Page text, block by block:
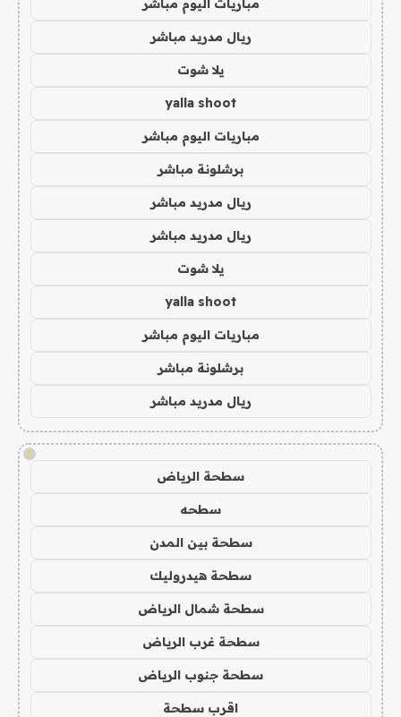
مباريات اليوم مباشر
ريال مدريد مباشر
يلا شوت
yalla shoot
مباريات اليوم مباشر
برشلونة مباشر
ريال مدريد مباشر
ريال مدريد مباشر
يلا شوت
yalla shoot
مباريات اليوم مباشر
برشلونة مباشر
ريال مدريد مباشر
!
سطحة الرياض
سطحه
سطحة بين المدن
سطحة هيدروليك
سطحة شمال الرياض
سطحة غرب الرياض
سطحة جنوب الرياض
اقرب سطحة